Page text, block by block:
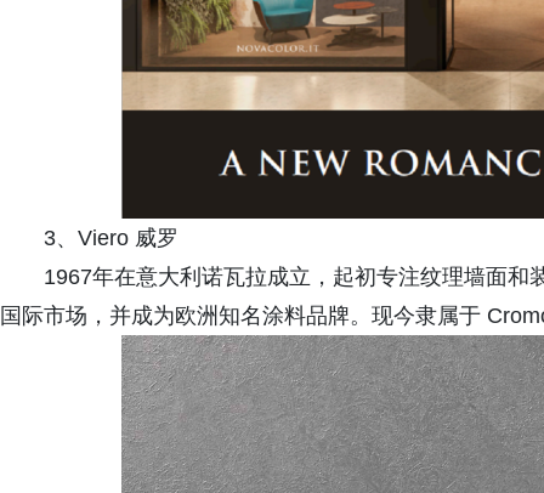
3、Viero 威罗
1967年在意大利诺瓦拉成立，起初专注纹理墙面
国际市场，并成为欧洲知名涂料品牌。现今隶属于